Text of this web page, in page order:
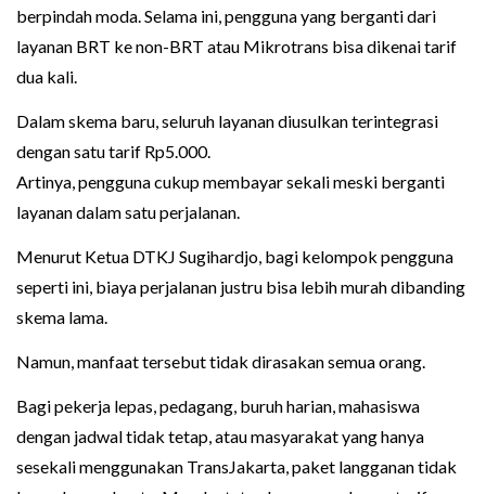
berpindah moda. Selama ini, pengguna yang berganti dari
layanan BRT ke non-BRT atau Mikrotrans bisa dikenai tarif
dua kali.
Dalam skema baru, seluruh layanan diusulkan terintegrasi
dengan satu tarif Rp5.000.
Artinya, pengguna cukup membayar sekali meski berganti
layanan dalam satu perjalanan.
Menurut Ketua DTKJ Sugihardjo, bagi kelompok pengguna
seperti ini, biaya perjalanan justru bisa lebih murah dibanding
skema lama.
Namun, manfaat tersebut tidak dirasakan semua orang.
Bagi pekerja lepas, pedagang, buruh harian, mahasiswa
dengan jadwal tidak tetap, atau masyarakat yang hanya
sesekali menggunakan TransJakarta, paket langganan tidak